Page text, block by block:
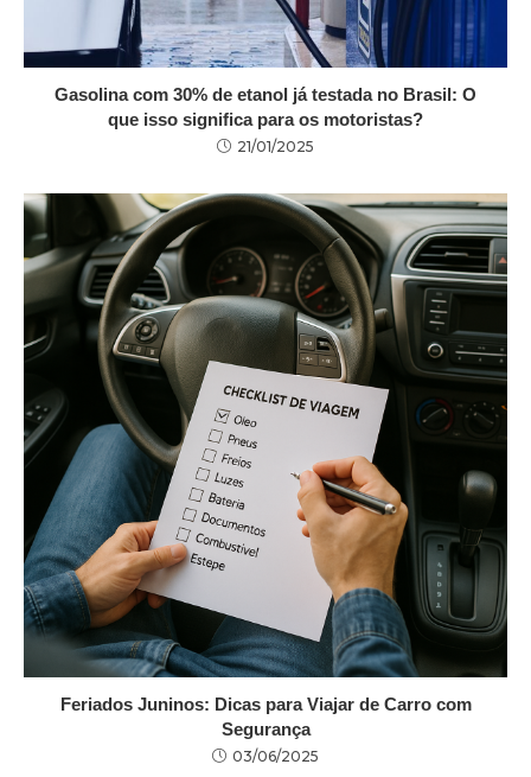
Gasolina com 30% de etanol já testada no Brasil: O
que isso significa para os motoristas?
21/01/2025
Feriados Juninos: Dicas para Viajar de Carro com
Segurança
03/06/2025